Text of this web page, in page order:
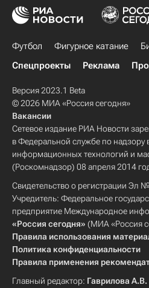
Футбол Фигурное катание
Спецпроекты
Реклама
Версия 2023.1 Beta
© 2026 МИА «Россия сегодня»
Вакансии
Сетевое издание РИА Новости
в Федеральной службе по надзору
информационных технологий и
(Роскомнадзор) 08 апреля 2014
Свидетельство о регистрации Эл
Учредитель: Федеральное
предприятие Международное
«Россия сегодня» (МИА «Россия
Правила использования
Политика конфиденциальности
Правила применения
Главный редактор: Гаврилова А.В.